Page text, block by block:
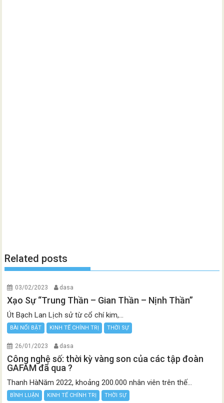
Related posts
03/02/2023 dasa
Xạo Sự “Trung Thần – Gian Thần – Nịnh Thần”
Út Bạch Lan Lịch sử từ cổ chí kim,...
BÀI NỔI BẬT KINH TẾ CHÍNH TRỊ THỜI SỰ
26/01/2023 dasa
Công nghệ số: thời kỳ vàng son của các tập đoàn
GAFAM đã qua ?
Thanh HàNăm 2022, khoảng 200.000 nhân viên trên thế...
BÌNH LUẬN KINH TẾ CHÍNH TRỊ THỜI SỰ